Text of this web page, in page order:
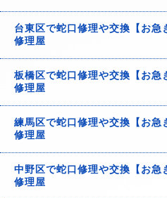
台東区で蛇口修理や交換【お
修理屋
板橋区で蛇口修理や交換【お
修理屋
練馬区で蛇口修理や交換【お
修理屋
中野区で蛇口修理や交換【お
修理屋